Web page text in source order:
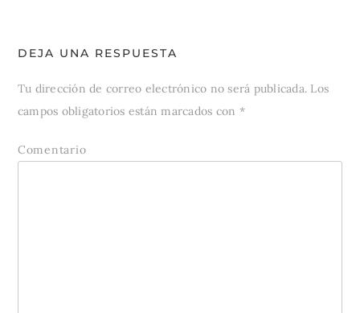
DEJA UNA RESPUESTA
Tu dirección de correo electrónico no será publicada. Los
campos obligatorios están marcados con *
Comentario